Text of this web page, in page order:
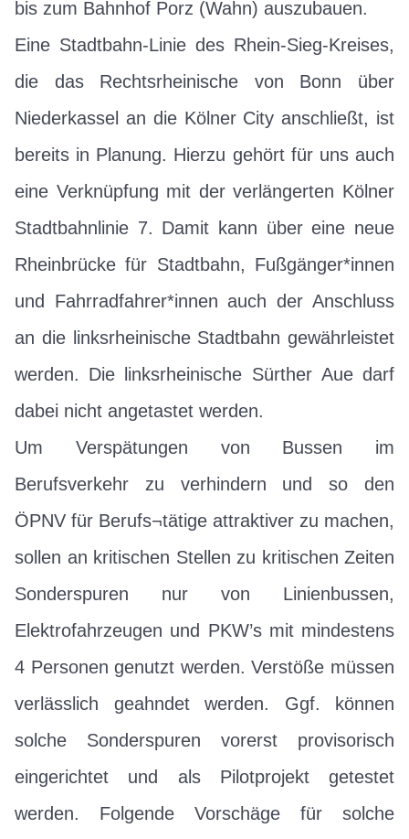
bis zum Bahnhof Porz (Wahn) auszubauen.
Eine Stadtbahn-Linie des Rhein-Sieg-Kreises,
die das Rechtsrheinische von Bonn über
Niederkassel an die Kölner City anschließt, ist
bereits in Planung. Hierzu gehört für uns auch
eine Verknüpfung mit der verlängerten Kölner
Stadtbahnlinie 7. Damit kann über eine neue
Rheinbrücke für Stadtbahn, Fußgänger*innen
und Fahrradfahrer*innen auch der Anschluss
an die linksrheinische Stadtbahn gewährleistet
werden. Die linksrheinische Sürther Aue darf
dabei nicht angetastet werden.
Um Verspätungen von Bussen im
Berufsverkehr zu verhindern und so den
ÖPNV für Berufs¬tätige attraktiver zu machen,
sollen an kritischen Stellen zu kritischen Zeiten
Sonderspuren nur von Linienbussen,
Elektrofahrzeugen und PKW’s mit mindestens
4 Personen genutzt werden. Verstöße müssen
verlässlich geahndet werden. Ggf. können
solche Sonderspuren vorerst provisorisch
eingerichtet und als Pilotprojekt getestet
werden. Folgende Vorschäge für solche